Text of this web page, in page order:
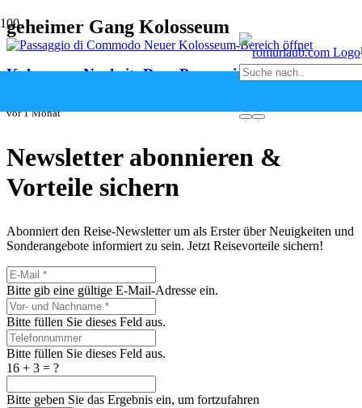
geheimer Gang Kolosseum
Kolosseum-Neuheit: Der „Passaggio di Commodo“
vor 1 Monat
Newsletter abonnieren &
Vorteile sichern
Abonniert den Reise-Newsletter um als Erster über Neuigkeiten und
Sonderangebote informiert zu sein. Jetzt Reisevorteile sichern!
Bitte gib eine gültige E-Mail-Adresse ein.
Bitte füllen Sie dieses Feld aus.
Bitte füllen Sie dieses Feld aus.
16 + 3 = ?
Bitte geben Sie das Ergebnis ein, um fortzufahren